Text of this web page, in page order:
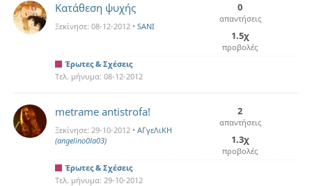
Κατάθεση ψυχής
Ξεκίνησε: 08-12-2012 • SANI
0
απαντήσεις
1.5χ
προβολές
Έρωτες & Σχέσεις
Τελ. μήνυμα: 08-12-2012
metrame antistrofa!
Ξεκίνησε: 29-10-2012 • ΑΓγεΛιΚΗ
(angelino0la03)
2
απαντήσεις
1.3χ
προβολές
Έρωτες & Σχέσεις
Τελ. μήνυμα: 29-10-2012